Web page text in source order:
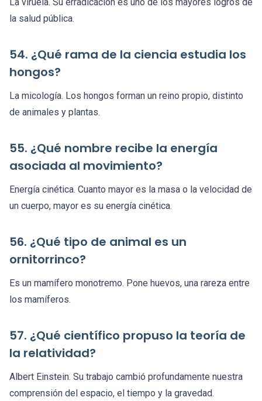
la salud pública.
54. ¿Qué rama de la ciencia estudia los
hongos?
La micología. Los hongos forman un reino propio, distinto
de animales y plantas.
55. ¿Qué nombre recibe la energía
asociada al movimiento?
Energía cinética. Cuanto mayor es la masa o la velocidad de
un cuerpo, mayor es su energía cinética.
56. ¿Qué tipo de animal es un
ornitorrinco?
Es un mamífero monotremo. Pone huevos, una rareza entre
los mamíferos.
57. ¿Qué científico propuso la teoría de
la relatividad?
Albert Einstein. Su trabajo cambió profundamente nuestra
comprensión del espacio, el tiempo y la gravedad.